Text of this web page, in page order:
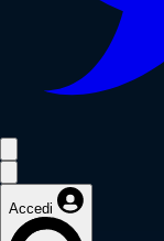
Accedi